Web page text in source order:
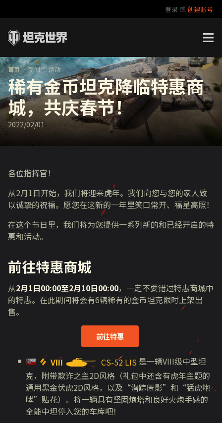
登录 或创建账号
你好，吾久
万圣节
《以战止战》
官方自媒体
首页 新闻 活动
稀有金币坦克降临特惠商
城，共庆春节！
2022/02/01
各位指挥官！
从2月1日开始，我们将迎来虎年。我们向您与您的家人致
以诚挚的祝福。愿您在这新的一年里笑口常开、福星高照！
在这个节日里，我们将为您提供一系列新的和已经开启的特
惠和活动。
前往特惠商城
从2月1日00:00至2月10日00:00，一定不要错过特惠商城中
的特惠。在此期间将会有6辆稀有的金币坦克限时上架出
售。
前往特惠
VIII CS-52 LIS 是一辆VIII级中型坦
克，附带欺诈之主2D风格（礼包中还含有虎年主题的
通用黑金伏虎2D风格，以及 “潜踪匿影” 和 “猛虎咆
哮” 贴花）。将一辆具有坚固炮塔和良好火炮手感的
全能中坦停入您的车库吧！